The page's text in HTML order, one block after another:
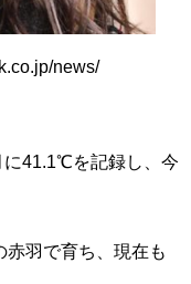
news/
に41.1℃を記録し、今
赤羽で育ち、現在も